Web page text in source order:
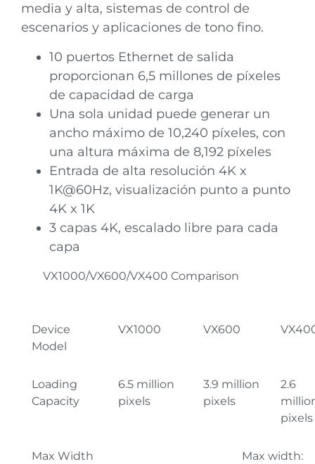
media y alta, sistemas de control de
escenarios y aplicaciones de tono fino.
10 puertos Ethernet de salida
proporcionan 6,5 millones de píxeles
de capacidad de carga
Una sola unidad puede generar un
ancho máximo de 10,240 píxeles, con
una altura máxima de 8,192 píxeles
Entrada de alta resolución 4K x
1K@60Hz, visualización punto a punto
4K x 1K
3 capas 4K, escalado libre para cada
capa
VX1000/VX600/VX400 Comparison
Device
Model
VX1000 VX600
Loading
Capacity
6.5 million
pixels
3.9 million
pixels
2.6
pixels
Max Width
Max width: